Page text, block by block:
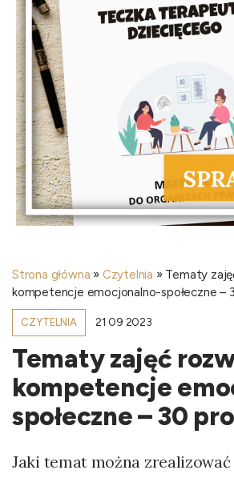
Strona główna » Czytelnia » Tematy
kompetencje emocjonalno-społeczne –
CZYTELNIA 21 09 2023
Tematy zajęć
kompetencje
społeczne – 30
Jaki temat można zrealizować